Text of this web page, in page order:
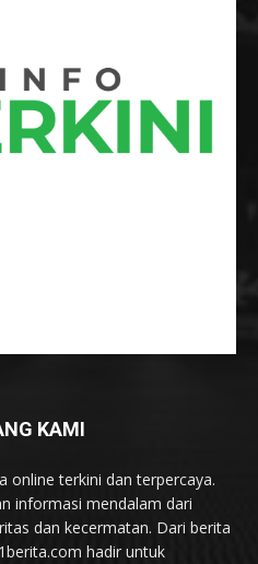
KAMI
online terkini dan terpercaya.
informasi mendalam dari
dan kecermatan. Dari berita
hadir untuk